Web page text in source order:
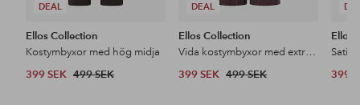
DEAL
Ellos Collection
Kostymbyxor med hög midja
399 SEK 499 SEK
DEAL
Ellos Collection
Vida kostymbyxor med extra hög midja
399 SEK 499 SEK
Ellos
399